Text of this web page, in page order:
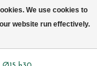
We use cookies to
website run effectively.